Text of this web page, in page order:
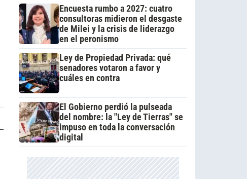
Encuesta rumbo a 2027: cuatro
consultoras midieron el desgaste
de Milei y la crisis de liderazgo
en el peronismo
Ley de Propiedad Privada: qué
senadores votaron a favor y
cuáles en contra
El Gobierno perdió la pulseada
del nombre: la "Ley de Tierras" se
impuso en toda la conversación
digital